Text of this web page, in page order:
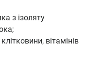
з ізоляту
вітамінів